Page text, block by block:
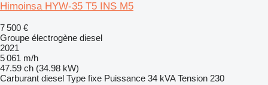
Himoinsa HYW-35 T5 INS M5
7 500 €
Groupe électrogène diesel
2021
5 061 m/h
47.59 ch (34.98 kW)
Carburant diesel Type fixe Puissance 34 kVA Tension 230